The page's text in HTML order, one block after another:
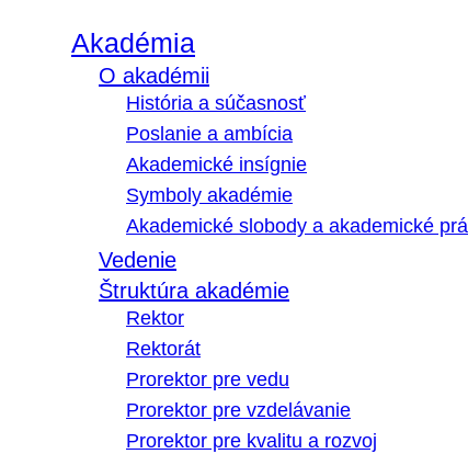
Akadémia
O akadémii
História a súčasnosť
Poslanie a ambícia
Akademické insígnie
Symboly akadémie
Akademické slobody a akademické
Vedenie
Štruktúra akadémie
Rektor
Rektorát
Prorektor pre vedu
Prorektor pre vzdelávanie
Prorektor pre kvalitu a rozvoj